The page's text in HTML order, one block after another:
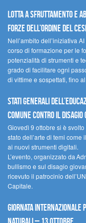
Lotta a sfruttamento e
forze dell’ordine del
Nell’ambito dell’iniziativa
corso di formazione per le
potenzialità di strumenti e
grado di facilitare ogni
di vittime e sospettati, fino
Stati Generali
comune contro il disagio
Giovedì 9 ottobre si è
stato dell’arte di temi
ai nuovi strumenti digitali.
L’evento, organizzato da
bullismo e sul disagio
ricevuto il patrocinio
Capitale.
Giornata internazionale